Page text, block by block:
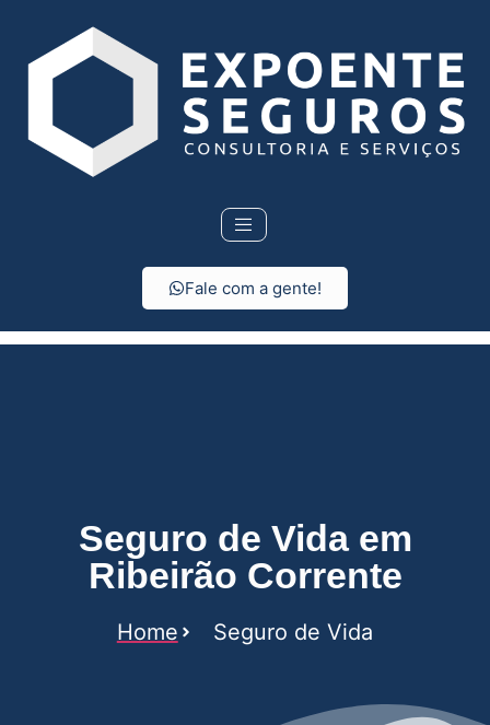
Fale com a gente!
Seguro de Vida em
Ribeirão Corrente
Home Seguro de Vida